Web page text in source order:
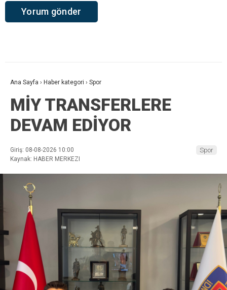
Ana Sayfa › Haber kategori › Spor
MİY TRANSFERLERE
DEVAM EDİYOR
Giriş: 08-08-2026 10:00
Kaynak: HABER MERKEZI
Spor